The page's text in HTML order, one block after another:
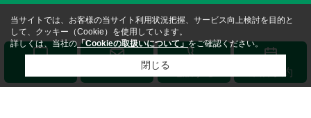
来店予約
当サイトでは、お客様の当サイト利用状況把握、サービス向上検討を目的と
して、クッキー（Cookie）を使用しています。
詳しくは、当社の 「Cookieの取扱いについて」をご確認ください。
閉じる